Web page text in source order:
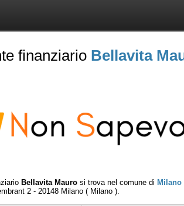
finanziario Bellavita
Bellavita Mauro si trova nel comune di Milano
2 - 20148 Milano ( Milano ).